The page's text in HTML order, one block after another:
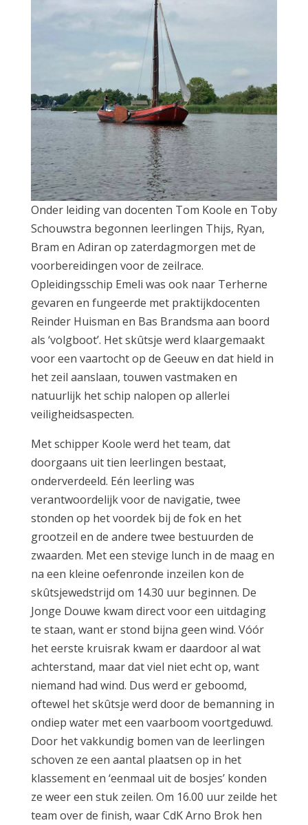
Onder leiding van docenten Tom Koole en Toby
Schouwstra begonnen leerlingen Thijs, Ryan,
Bram en Adiran op zaterdagmorgen met de
voorbereidingen voor de zeilrace.
Opleidingsschip Emeli was ook naar Terherne
gevaren en fungeerde met praktijkdocenten
Reinder Huisman en Bas Brandsma aan boord
als ‘volgboot’. Het skûtsje werd klaargemaakt
voor een vaartocht op de Geeuw en dat hield in
het zeil aanslaan, touwen vastmaken en
natuurlijk het schip nalopen op allerlei
veiligheidsaspecten.
Met schipper Koole werd het team, dat
doorgaans uit tien leerlingen bestaat,
onderverdeeld. Eén leerling was
verantwoordelijk voor de navigatie, twee
stonden op het voordek bij de fok en het
grootzeil en de andere twee bestuurden de
zwaarden. Met een stevige lunch in de maag en
na een kleine oefenronde inzeilen kon de
skûtsjewedstrijd om 14.30 uur beginnen. De
Jonge Douwe kwam direct voor een uitdaging
te staan, want er stond bijna geen wind. Vóór
het eerste kruisrak kwam er daardoor al wat
achterstand, maar dat viel niet echt op, want
niemand had wind. Dus werd er geboomd,
oftewel het skûtsje werd door de bemanning in
ondiep water met een vaarboom voortgeduwd.
Door het vakkundig bomen van de leerlingen
schoven ze een aantal plaatsen op in het
klassement en ‘eenmaal uit de bosjes’ konden
ze weer een stuk zeilen. Om 16.00 uur zeilde het
team over de finish, waar CdK Arno Brok hen